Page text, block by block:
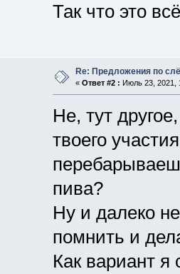
Так что это
Re: Предложения по
« Ответ #2 : Июль 23, 2021,
Не, тут
твоего
пива?
Ну и далеко
помнить и
Как вариант я